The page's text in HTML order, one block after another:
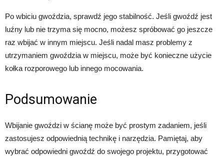
Po wbiciu gwoździa, sprawdź jego stabilność. Jeśli gwoźdź jest
luźny lub nie trzyma się mocno, możesz spróbować go jeszcze
raz wbijać w innym miejscu. Jeśli nadal masz problemy z
utrzymaniem gwoździa w miejscu, może być konieczne użycie
kołka rozporowego lub innego mocowania.
Podsumowanie
Wbijanie gwoździ w ścianę może być prostym zadaniem, jeśli
zastosujesz odpowiednią technikę i narzędzia. Pamiętaj, aby
wybrać odpowiedni gwoźdź do swojego projektu, przygotować